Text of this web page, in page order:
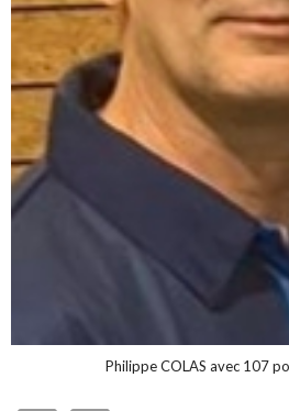
Philippe COLAS avec 107